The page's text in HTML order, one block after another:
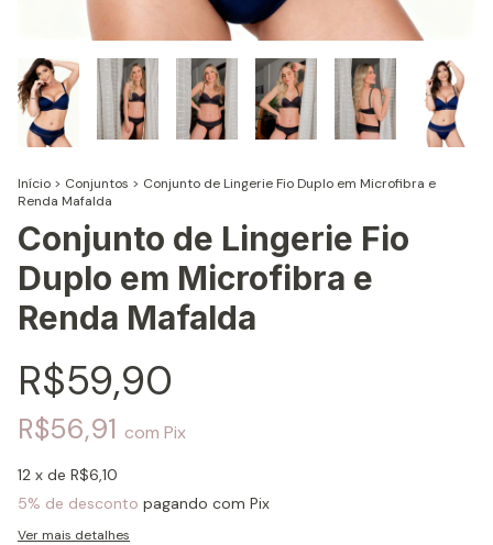
Início > Conjuntos > Conjunto de Lingerie Fio Duplo em Microfibra e
Renda Mafalda
Conjunto de Lingerie Fio
Duplo em Microfibra e
Renda Mafalda
R$59,90
R$56,91 com Pix
12 x de R$6,10
5% de desconto pagando com Pix
Ver mais detalhes